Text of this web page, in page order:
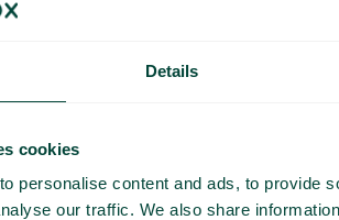
Details
cookies
personalise content and ads, to provide
our traffic. We also share
När du har förbrukat den datamängden